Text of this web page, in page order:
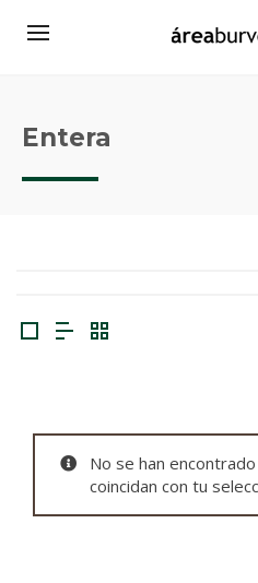
Entera
No se han
coincidan con tu